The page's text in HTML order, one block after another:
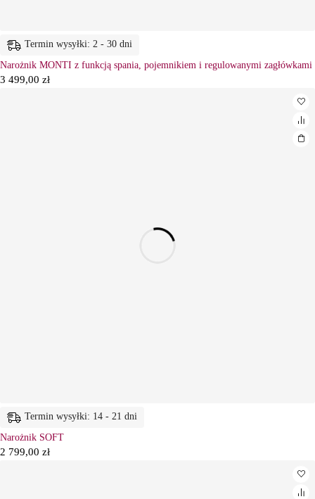
Termin wysyłki: 2 - 30 dni
Narożnik MONTI z funkcją spania, pojemnikiem i regulowanymi zagłówkami
3 499,00 zł
Termin wysyłki: 14 - 21 dni
Narożnik SOFT
2 799,00 zł